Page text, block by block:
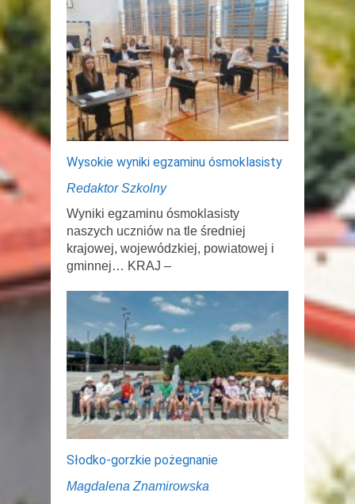
Wysokie wyniki egzaminu ósmoklasisty
Redaktor Szkolny
Wyniki egzaminu ósmoklasisty
naszych uczniów na tle średniej
krajowej, wojewódzkiej, powiatowej i
gminnej… KRAJ –
Słodko-gorzkie pożegnanie
Magdalena Znamirowska